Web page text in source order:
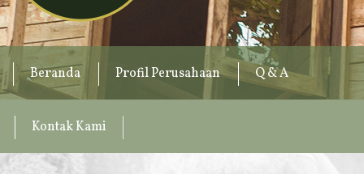
Beranda Profil Perusahaan Q & A
Kontak Kami